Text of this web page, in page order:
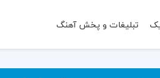
تبلیغات و پخش آهنگ